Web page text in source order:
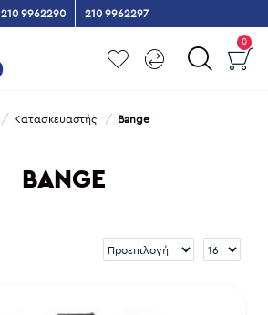
210 9962290 210 9962297
0
Κατασκευαστής Bange
BANGE